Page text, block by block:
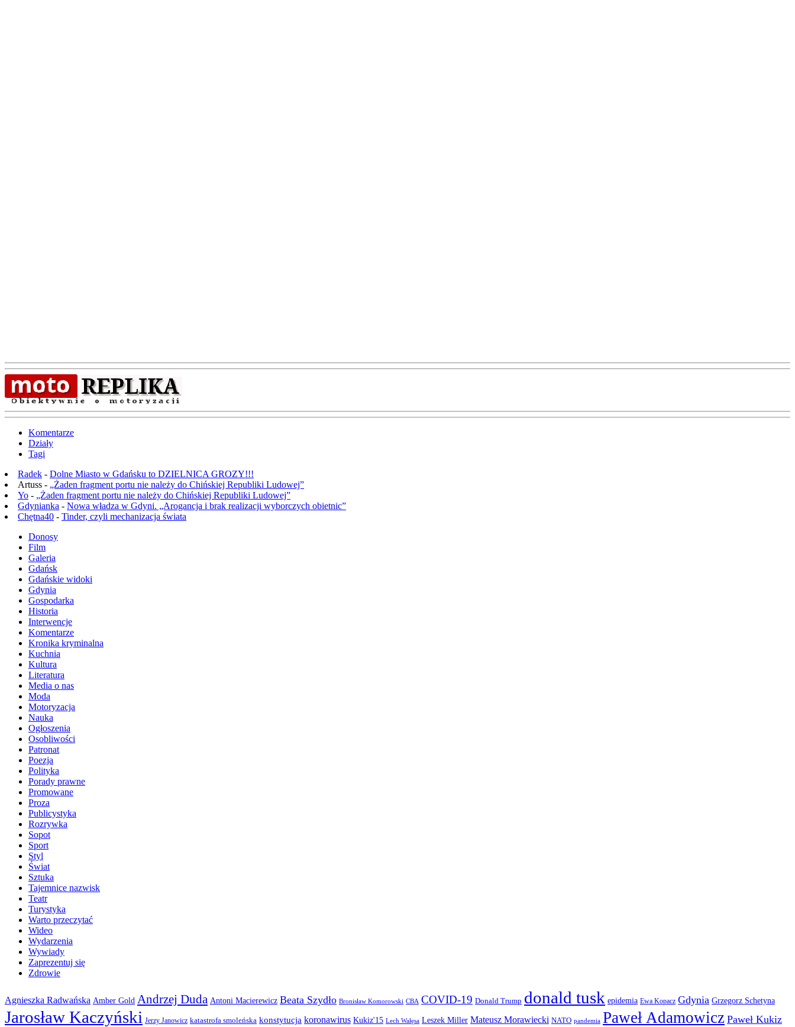
Komentarze
Działy
Tagi
Radek - Dolne Miasto w Gdańsku to DZIELNICA GROZY!!!
Artuss - „Żaden fragment portu nie należy do Chińskiej Republiki Ludowej”
Yo - „Żaden fragment portu nie należy do Chińskiej Republiki Ludowej”
Gdynianka - Nowa władza w Gdyni. „Arogancja i brak realizacji wyborczych obietnic”
Chętna40 - Tinder, czyli mechanizacja świata
Donosy
Film
Galeria
Gdańsk
Gdańskie widoki
Gdynia
Gospodarka
Historia
Interwencje
Komentarze
Kronika kryminalna
Kuchnia
Kultura
Literatura
Media o nas
Moda
Motoryzacja
Nauka
Ogłoszenia
Osobliwości
Patronat
Poezja
Polityka
Porady prawne
Promowane
Proza
Publicystyka
Rozrywka
Sopot
Sport
Styl
Świat
Sztuka
Tajemnice nazwisk
Teatr
Turystyka
Warto przeczytać
Wideo
Wydarzenia
Wywiady
Zaprezentuj się
Zdrowie
Agnieszka Radwańska Amber Gold Andrzej Duda Antoni Macierewicz Beata Szydło Bronisław Komorowski CBA COVID-19 Donald Trump donald tusk epidemia Ewa Kopacz Gdynia Grzegorz Schetyna
Jarosław Kaczyński Jerzy Janowicz katastrofa smoleńska konstytucja koronawirus Kukiz'15 Lech Wałęsa Leszek Miller Mateusz Morawiecki NATO pandemia Paweł Adamowicz Paweł Kukiz